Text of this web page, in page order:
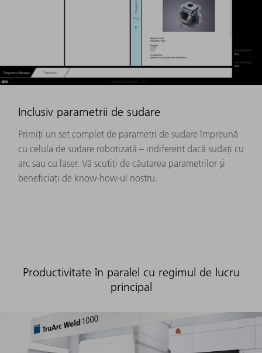
Inclusiv parametrii de sudare
Primiți un set complet de parametri de sudare împreună
cu celula de sudare robotizată – indiferent dacă sudați cu
arc sau cu laser. Vă scutiți de căutarea parametrilor și
beneficiați de know-how-ul nostru.
Productivitate în paralel cu regimul de lucru
principal